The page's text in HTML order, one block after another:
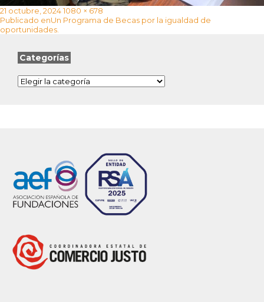
Publicado
el
21 octubre, 2024Tamaño
completo
1080 × 678
Navegación
de
entradas
Publicado enUn Programa de Becas por la igualdad de
oportunidades.
Categorías
Categorías